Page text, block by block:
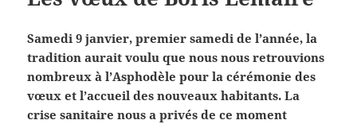
Samedi 9 janvier, premier samedi de l’année, la
tradition aurait voulu que nous nous retrouvions
nombreux à l’Asphodèle pour la cérémonie des
vœux et l’accueil des nouveaux habitants. La
crise sanitaire nous a privés de ce moment